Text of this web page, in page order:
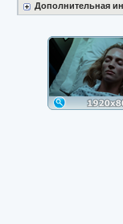
Дополнительная